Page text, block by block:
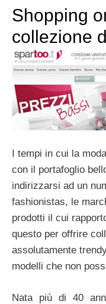
Shopping
collezione
I tempi in cui la
con il portafoglio
indirizzarsi ad un
fashionistas, le
prodotti il cui
questo per offrire
assolutamente
modelli che non
Nata più di 40